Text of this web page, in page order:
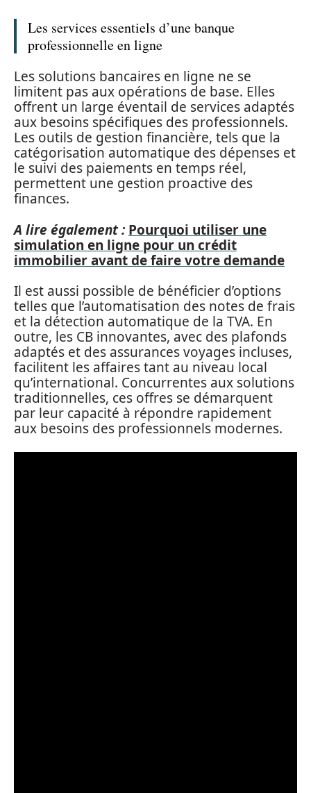
Les services essentiels d’une banque
professionnelle en ligne
Les solutions bancaires en ligne ne se
limitent pas aux opérations de base. Elles
offrent un large éventail de services adaptés
aux besoins spécifiques des professionnels.
Les outils de gestion financière, tels que la
catégorisation automatique des dépenses et
le suivi des paiements en temps réel,
permettent une gestion proactive des
finances.
A lire également : Pourquoi utiliser une
simulation en ligne pour un crédit
immobilier avant de faire votre demande
Il est aussi possible de bénéficier d’options
telles que l’automatisation des notes de frais
et la détection automatique de la TVA. En
outre, les CB innovantes, avec des plafonds
adaptés et des assurances voyages incluses,
facilitent les affaires tant au niveau local
qu’international. Concurrentes aux solutions
traditionnelles, ces offres se démarquent
par leur capacité à répondre rapidement
aux besoins des professionnels modernes.